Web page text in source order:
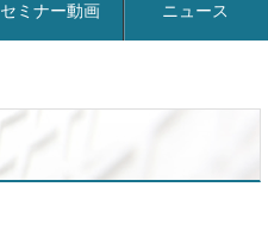
セミナー動画 ニュース